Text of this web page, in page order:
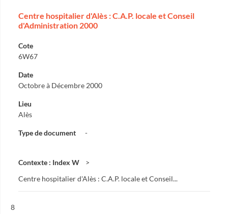
Centre hospitalier d'Alès : C.A.P. locale et Conseil
d'Administration 2000
Cote
6W67
Date
Octobre à Décembre 2000
Lieu
Alès
Type de document -
Contexte : Index W
Centre hospitalier d'Alès : C.A.P. locale et Conseil...
Résultat n°
8